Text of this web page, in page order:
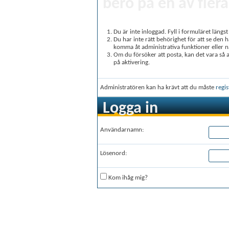
Du är inte inloggad. Fyll i formuläret
Du har inte rätt behörighet för att se den
komma åt administrativa funktioner eller
Om du försöker att posta, kan det vara
på aktivering.
Administratören kan ha krävt att du måste
Logga in
Användarnamn:
Lösenord:
Kom ihåg mig?